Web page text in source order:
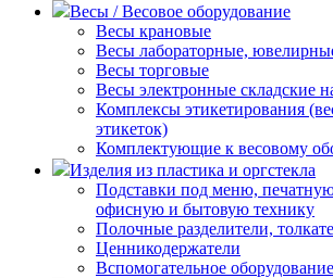
Весы / Весовое оборудование
Весы крановые
Весы лабораторные,
Весы торговые
Весы электронные складские
Комплексы этикетирования
этикеток)
Комплектующие к весовому
Изделия из пластика и оргстекла
Подставки под меню,
офисную и бытовую технику
Полочные разделители,
Ценникодержатели
Вспомогательное оборудование